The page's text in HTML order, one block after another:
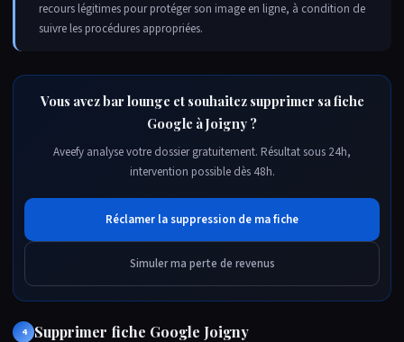
recours légitimes pour protéger son image en ligne, à condition de
suivre les procédures appropriées.
Vous avez bar lounge et souhaitez supprimer sa fiche
Google à Joigny ?
Aveefy analyse votre dossier gratuitement. Résultat sous 24h,
intervention possible dès 48h.
Réclamer la suppression de ma fiche
Simuler ma perte de revenus
4 Supprimer fiche Google Joigny